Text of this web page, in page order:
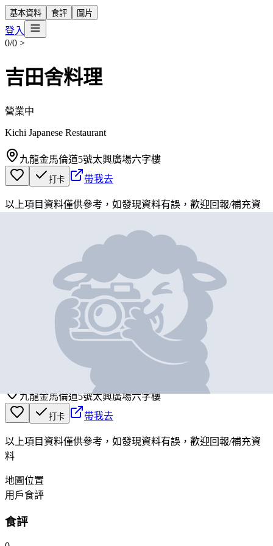
基本資料 食評 圖片
登入
0/0 >
吉田舍料理
營業中
Kichi Japanese Restaurant
九龍金馬倫道5號太興廣場六字樓
打卡 帶我去
以上項目資料僅供參考，如發現資料有誤，歡迎回報/補充資
吉田舍料理
Kichi Japanese Restaurant
九龍金馬倫道5號太興廣場六字樓
打卡 帶我去
以上項目資料僅供參考，如發現資料有誤，歡迎回報/補充資
料
地圖位置
用戶食評
食評